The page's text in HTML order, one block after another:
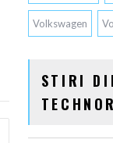
Volkswagen
STIRI